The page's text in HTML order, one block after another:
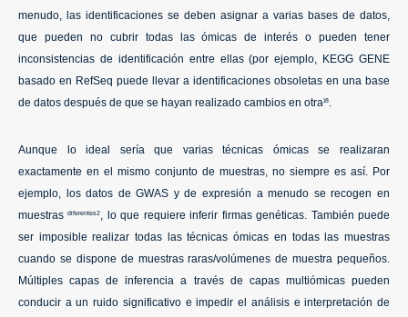
menudo, las identificaciones se deben asignar a varias bases de datos,
que pueden no cubrir todas las ómicas de interés o pueden tener
inconsistencias de identificación entre ellas (por ejemplo, KEGG GENE
basado en RefSeq puede llevar a identificaciones obsoletas en una base
de datos después de que se hayan realizado cambios en otra)8.
Aunque lo ideal sería que varias técnicas ómicas se realizaran
exactamente en el mismo conjunto de muestras, no siempre es así. Por
ejemplo, los datos de GWAS y de expresión a menudo se recogen en
muestrasdiferentes2, lo que requiere inferir firmas genéticas. También puede
ser imposible realizar todas las técnicas ómicas en todas las muestras
cuando se dispone de muestras raras/volúmenes de muestra pequeños.
Múltiples capas de inferencia a través de capas multiómicas pueden
conducir a un ruido significativo e impedir el análisis e interpretación de